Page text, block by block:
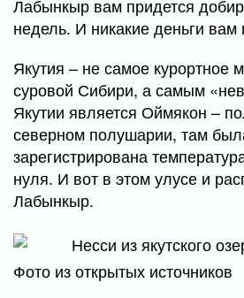
Лабынкыр вам придется
недель. И никакие деньги вам
Якутия – не самое курортное
суровой Сибири, а самым
Якутии является Оймякон –
северном полушарии, там
зарегистрирована
нуля. И вот в этом улусе и
Лабынкыр.
Фото из открытых источников